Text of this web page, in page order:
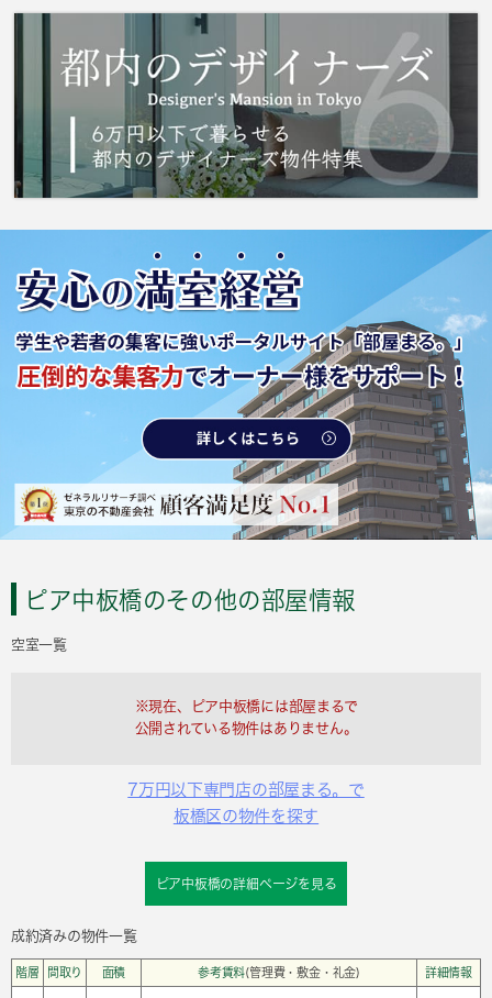
要など豊富に揃っており、過ごしやすいお部屋
スペースを広く使えます。東武東上線中板橋周
辺の地域情報をお求めならお任せください。地
元密着の当社が、お客様のお部屋探しを全力で
お手伝い致します。
ピア中板橋のその他の部屋情報
空室一覧
※現在、ピア中板橋には部屋まるで
公開されている物件はありません。
7万円以下専門店の部屋まる。で
板橋区の物件を探す
ピア中板橋の詳細ページを見る
成約済みの物件一覧
階層 間取り 面積 参考賃料(管理費・敷金・礼金) 詳細情報